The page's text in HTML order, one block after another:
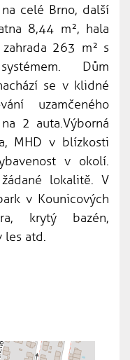
celé Brno, další
8,44 m², hala
263 m² s
Dům
se v klidné
uzamčeného
2 auta.Výborná
MHD v blízkosti
v okolí.
lokalitě. V
v Kounicových
krytý bazén,
les atd.